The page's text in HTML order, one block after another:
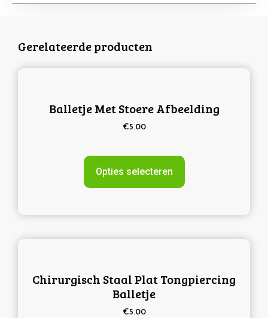
Gerelateerde producten
Balletje Met Stoere Afbeelding
€5.00
Opties selecteren
Chirurgisch Staal Plat Tongpiercing
Balletje
€5.00